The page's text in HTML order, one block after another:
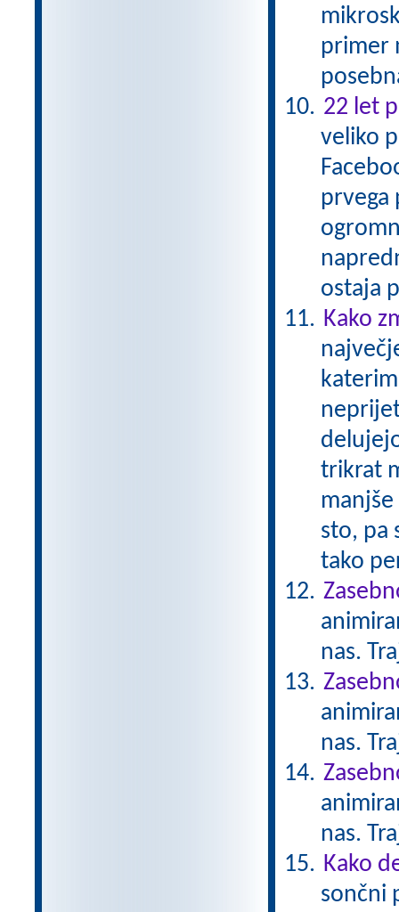
primer
22 let
veliko
prvega
ostaja
Kako
trikrat
sto, pa
tako
nas.
nas.
nas.
Kako
sončni